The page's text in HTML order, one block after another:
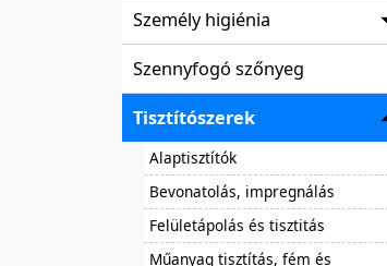
Személy higiénia
Szennyfogó szőnyeg
Tisztítószerek
Alaptisztítók
Bevonatolás, impregnálás
Felületápolás és tisztitás
Műanyag tisztítás, fém és